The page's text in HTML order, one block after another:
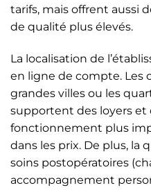
tarifs, mais offrent aussi
de qualité plus élevés.
La localisation de
en ligne de compte. Les
grandes villes ou les
supportent des loyers et
fonctionnement plus
dans les prix. De plus, la
soins postopératoires
accompagnement